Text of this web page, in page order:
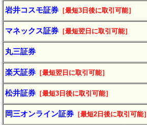
岩井コスモ証券 ［最短3日後に取引可能］
マネックス証券 ［最短翌日に取引可能］
丸三証券
楽天証券 ［最短翌日に取引可能］
松井証券 ［最短3日後に取引可能］
岡三オンライン証券 ［最短2日後に取引可能］